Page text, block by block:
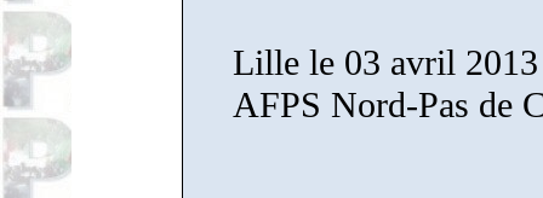
Lille le 03 avril 2013
AFPS Nord-Pas de